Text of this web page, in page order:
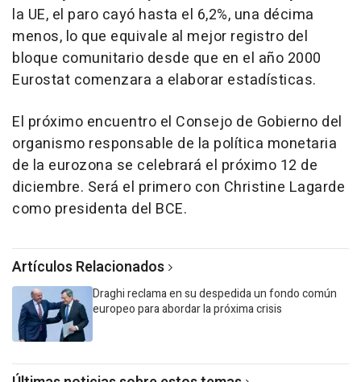
la UE, el paro cayó hasta el 6,2%, una décima
menos, lo que equivale al mejor registro del
bloque comunitario desde que en el año 2000
Eurostat comenzara a elaborar estadísticas.
El próximo encuentro el Consejo de Gobierno del
organismo responsable de la política monetaria
de la eurozona se celebrará el próximo 12 de
diciembre. Será el primero con Christine Lagarde
como presidenta del BCE.
Artículos Relacionados
Draghi reclama en su despedida un fondo común
europeo para abordar la próxima crisis